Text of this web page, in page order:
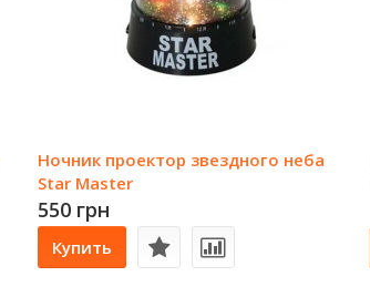
Ночник проектор звездного неба
Star Master
550 грн
Купить